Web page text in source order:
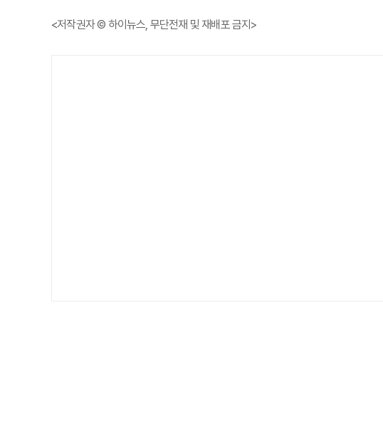
<저작권자 © 하이뉴스, 무단전재 및 재배포 금지>